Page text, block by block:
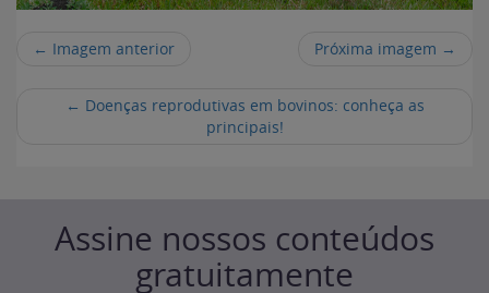
← Imagem anterior Próxima imagem →
← Doenças reprodutivas em bovinos: conheça as
principais!
Assine nossos conteúdos
gratuitamente